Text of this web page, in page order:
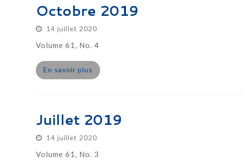
Octobre 2019
14 juillet 2020
Volume 61, No. 4
En savoir plus
Juillet 2019
14 juillet 2020
Volume 61, No. 3